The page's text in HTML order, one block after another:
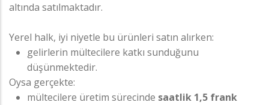
altında satılmaktadır.
Yerel halk, iyi niyetle bu ürünleri satın alırken:
gelirlerin mültecilere katkı sunduğunu
düşünmektedir.
Oysa gerçekte:
mültecilere üretim sürecinde saatlik 1,5 frank